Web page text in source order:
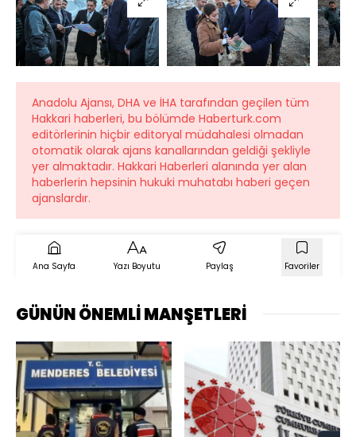
Anadolu Ajansı, DHA ve İHA tarafından geçilen tüm
Hakkari haberleri, bu bölümde Haberturk.com
editörlerinin hiçbir editoryal müdahalesi olmadan
otomatik olarak ajans kanallarından geldiği şekliyle
yer almaktadır. Hakkari Haberleri alanında yer alan
haberlerin hepsinin hukuki muhatabı haberi geçen
ajanslardır.
Ana Sayfa Yazı Boyutu Paylaş Favoriler
GÜNÜN ÖNEMLİ MANŞETLERİ